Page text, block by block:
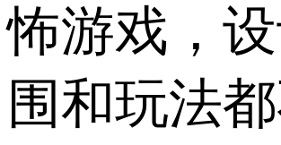
怖游戏，
围和玩法